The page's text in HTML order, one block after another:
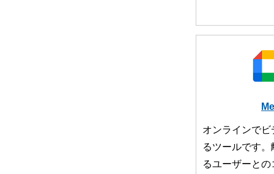
オンラインで
るツールです
るユーザーと